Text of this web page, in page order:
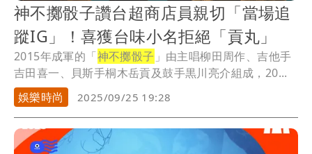
神不擲骰子讚台超商店員親切「當場追
蹤IG」！喜獲台味小名拒絕「貢丸」
2015年成軍的「神不擲骰子 」由主唱柳田周作、吉他手
吉田喜一、貝斯手桐木岳貢及鼓手黒川亮介組成，20...
娛樂時尚
2025/09/25 19:28